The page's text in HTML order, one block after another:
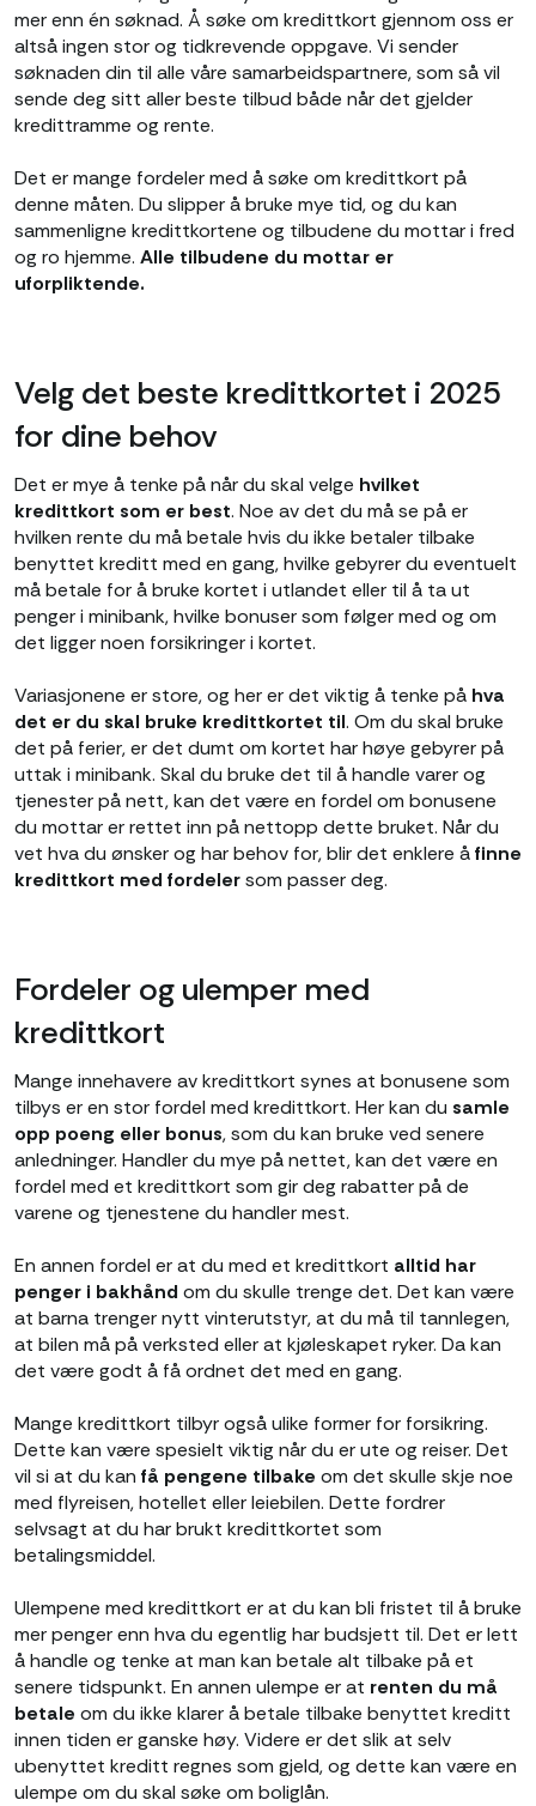
mer enn én søknad. Å søke om kredittkort gjennom oss er
altså ingen stor og tidkrevende oppgave. Vi sender
søknaden din til alle våre samarbeidspartnere, som så vil
sende deg sitt aller beste tilbud både når det gjelder
kredittramme og rente.
Det er mange fordeler med å søke om kredittkort på
denne måten. Du slipper å bruke mye tid, og du kan
sammenligne kredittkortene og tilbudene du mottar i fred
og ro hjemme. Alle tilbudene du mottar er
uforpliktende.
Velg det beste kredittkortet i 2025
for dine behov
Det er mye å tenke på når du skal velge hvilket
kredittkort som er best. Noe av det du må se på er
hvilken rente du må betale hvis du ikke betaler tilbake
benyttet kreditt med en gang, hvilke gebyrer du eventuelt
må betale for å bruke kortet i utlandet eller til å ta ut
penger i minibank, hvilke bonuser som følger med og om
det ligger noen forsikringer i kortet.
Variasjonene er store, og her er det viktig å tenke på hva
det er du skal bruke kredittkortet til. Om du skal bruke
det på ferier, er det dumt om kortet har høye gebyrer på
uttak i minibank. Skal du bruke det til å handle varer og
tjenester på nett, kan det være en fordel om bonusene
du mottar er rettet inn på nettopp dette bruket. Når du
vet hva du ønsker og har behov for, blir det enklere åfinne
kredittkort med fordelersom passer deg.
Fordeler og ulemper med
kredittkort
Mange innehavere av kredittkort synes at bonusene som
tilbys er en stor fordel med kredittkort. Her kan du samle
opp poeng eller bonus, som du kan bruke ved senere
anledninger. Handler du mye på nettet, kan det være en
fordel med et kredittkort som gir deg rabatter på de
varene og tjenestene du handler mest.
En annen fordel er at du med et kredittkort alltid har
penger i bakhånd om du skulle trenge det. Det kan være
at barna trenger nytt vinterutstyr, at du må til tannlegen,
at bilen må på verksted eller at kjøleskapet ryker. Da kan
det være godt å få ordnet det med en gang.
Mange kredittkort tilbyr også ulike former for forsikring.
Dette kan være spesielt viktig når du er ute og reiser. Det
vil si at du kan få pengene tilbake om det skulle skje noe
med flyreisen, hotellet eller leiebilen. Dette fordrer
selvsagt at du har brukt kredittkortet som
betalingsmiddel.
Ulempene med kredittkort er at du kan bli fristet til å bruke
mer penger enn hva du egentlig har budsjett til. Det er lett
å handle og tenke at man kan betale alt tilbake på et
senere tidspunkt. En annen ulempe er at renten du må
betale om du ikke klarer å betale tilbake benyttet kreditt
innen tiden er ganske høy. Videre er det slik at selv
ubenyttet kreditt regnes som gjeld, og dette kan være en
ulempe om du skal søke om boliglån.